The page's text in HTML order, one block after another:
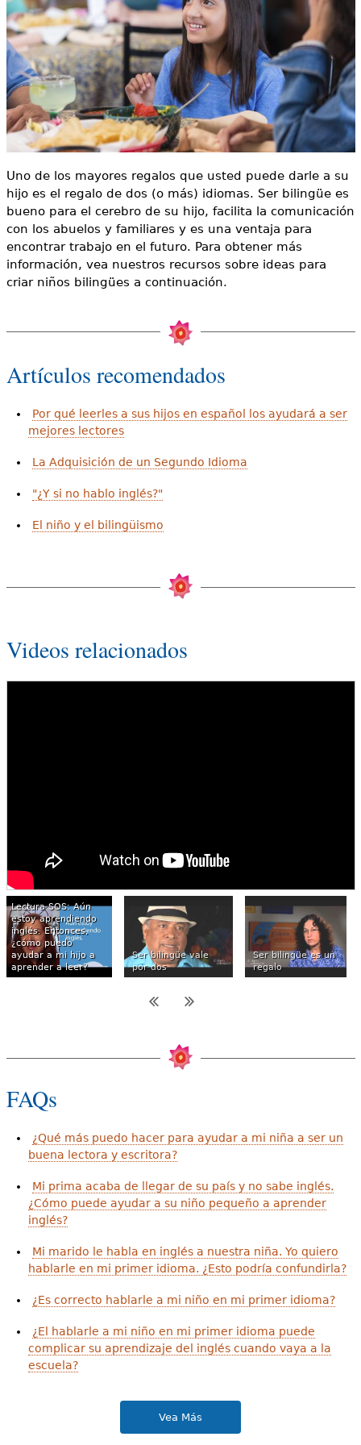
Más recursos
e
s
t
á
a
q
u
í
Uno de los mayores regalos que usted puede darle a su
hijo es el regalo de dos (o más) idiomas. Ser bilingüe es
bueno para el cerebro de su hijo, facilita la comunicación
con los abuelos y familiares y es una ventaja para
encontrar trabajo en el futuro. Para obtener más
información, vea nuestros recursos sobre ideas para
criar niños bilingües a continuación.
Artículos recomendados
Por qué leerles a sus hijos en español los ayudará a ser
mejores lectores
La Adquisición de un Segundo Idioma
"¿Y si no hablo inglés?"
El niño y el bilingüismo
Videos relacionados
Lectura SOS: Aún
estoy aprendiendo
inglés. Entonces,
¿cómo puedo
ayudar a mi hijo a
aprender a leer?
Ser bilingüe vale
por dos
Ser bilingüe es un
regalo
FAQs
¿Qué más puedo hacer para ayudar a mi niña a ser un
buena lectora y escritora?
Mi prima acaba de llegar de su país y no sabe inglés.
¿Cómo puede ayudar a su niño pequeño a aprender
inglés?
Mi marido le habla en inglés a nuestra niña. Yo quiero
hablarle en mi primer idioma. ¿Esto podría confundirla?
¿Es correcto hablarle a mi niño en mi primer idioma?
¿El hablarle a mi niño en mi primer idioma puede
complicar su aprendizaje del inglés cuando vaya a la
escuela?
Vea Más